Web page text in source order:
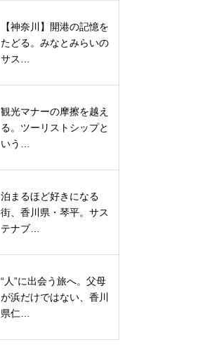
【神奈川】開港の記憶を
たどる。みなとみらいの
サス…
観光マナーの摩擦を越え
る。ツーリストシップと
いう…
泊まるほど好きになる
街、香川県・琴平。サス
テナブ…
“人”に出会う旅へ。父母
が浜だけではない、香川
県仁…